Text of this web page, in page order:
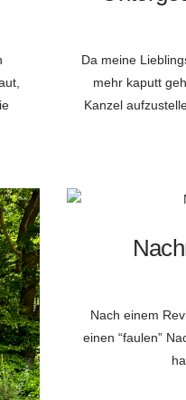
Da meine
mehr kaputt
Kanzel
Nach einem
einen “faulen”